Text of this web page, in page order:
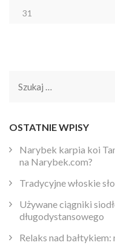
31
Szukaj:
OSTATNIE WPISY
Narybek karpia koi
na Narybek.com?
Tradycyjne włoskie
Używane ciągniki
długodystansowego
Relaks nad